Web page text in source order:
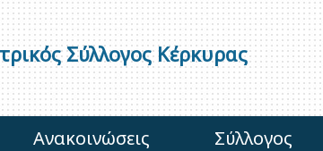
Σύλλογος Κέρκυρας
Ανακοινώσεις Σύλλογος